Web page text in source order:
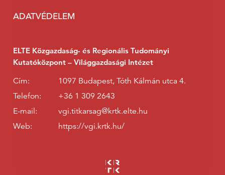
ADATVÉDELEM
ELTE Közgazdaság- és Regionális Tudományi
Kutatóközpont – Világgazdasági Intézet
Cím:
1097 Budapest, Tóth Kálmán utca 4.
Telefon:
+36 1 309 2643
E-mail:
vgi.titkarsag@krtk.elte.hu
Web:
https://vgi.krtk.hu/